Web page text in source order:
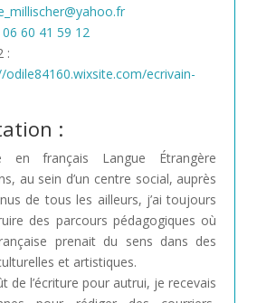
06 60 41 59 12
:
odile84160.wixsite.com/ecrivain-
:
en français Langue Étrangère
au sein d’un centre social, auprès
de tous les ailleurs, j’ai toujours
des parcours pédagogiques où
prenait du sens dans des
et artistiques.
de l’écriture pour autrui, je recevais